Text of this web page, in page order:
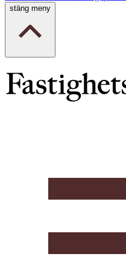
stäng meny